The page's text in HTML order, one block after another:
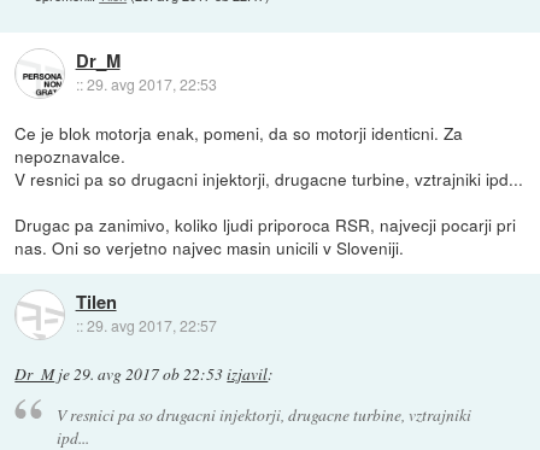
Dr_M
::29. avg 2017, 22:53
Ce je blok motorja enak, pomeni, da so motorji identicni. Za
nepoznavalce.
V resnici pa so drugacni injektorji, drugacne turbine, vztrajniki ipd...
Drugac pa zanimivo, koliko ljudi priporoca RSR, najvecji pocarji pri
nas. Oni so verjetno najvec masin unicili v Sloveniji.
Tilen
::29. avg 2017, 22:57
Dr_Mje29. avg 2017 ob 22:53izjavil:
V resnici pa so drugacni injektorji, drugacne turbine, vztrajniki
ipd...